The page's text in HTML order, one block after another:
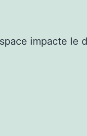
impacte le